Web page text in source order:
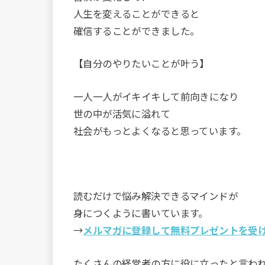
人生を変えることができると
確信することができました。
【自分のやりたいことが叶う】
一人一人がイキイキして前向きになり
世の中が活気に溢れて
社会がもっとよくなると思っています。
読むだけで悩み解決できるマインドが
身につくように書いています。
→メルマガに登録して無料プレゼントを受